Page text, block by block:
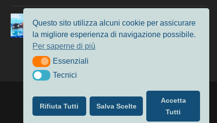
Europei di Nuoto Parigi 2026: fra veterani e giovani, chi
manca?
7 Lug 2026
Nuoto
| Alimentato da
Nuoto
MasterS Podcast Il Nuoto in Cifre
Privacy & Cookie Policy
Questo sito utilizza alcuni cookie per assicurare
la migliore esperienza di navigazione possibile.
Per saperne di più
EssenzialiEssenziali
TecniciTecnici
Rifiuta Tutti Salva Scelte
Accetta
Tutti